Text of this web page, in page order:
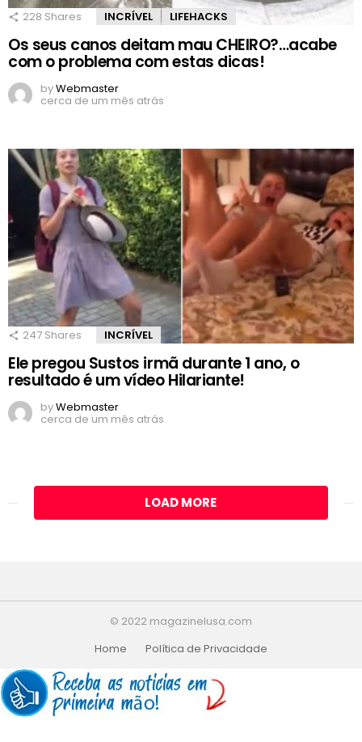
228 Shares INCRÍVEL LIFEHACKS
Os seus canos deitam mau CHEIRO?…acabe
com o problema com estas dicas!
byWebmaster
cerca de um mês atrás
247 Shares INCRÍVEL
Ele pregou Sustos irmã durante 1 ano, o
resultado é um vídeo Hilariante!
byWebmaster
cerca de um mês atrás
LOAD MORE
© 2022 magazinelusa.com
Home
Política de Privacidade